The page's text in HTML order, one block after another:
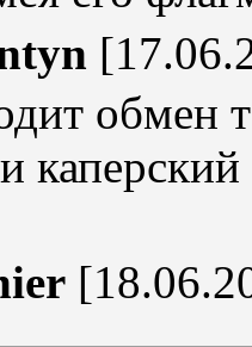
обмен